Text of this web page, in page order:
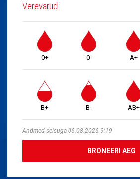
Verevarud
0+ 0- A+
B+ B- AB+
Andmed seisuga 06.08.2026 9:19
BRONEERI AEG